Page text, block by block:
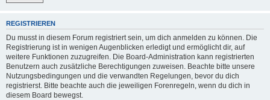
REGISTRIEREN
Du musst in diesem Forum registriert sein, um dich anmelden zu können. Die
Registrierung ist in wenigen Augenblicken erledigt und ermöglicht dir, auf
weitere Funktionen zuzugreifen. Die Board-Administration kann registrierten
Benutzern auch zusätzliche Berechtigungen zuweisen. Beachte bitte unsere
Nutzungsbedingungen und die verwandten Regelungen, bevor du dich
registrierst. Bitte beachte auch die jeweiligen Forenregeln, wenn du dich in
diesem Board bewegst.